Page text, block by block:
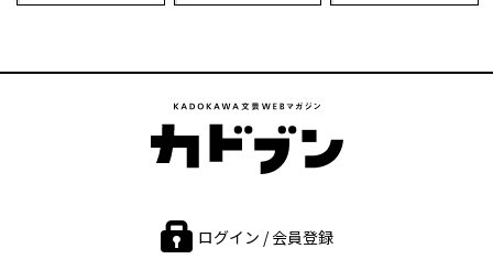
ログイン / 会員登録